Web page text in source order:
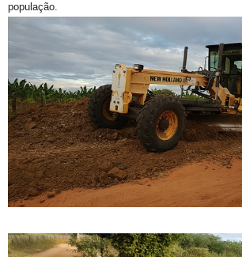
população.